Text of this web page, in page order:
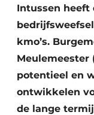
Intussen heeft
kmo’s.
Meulemeester
potentieel en
ontwikkelen
de lange